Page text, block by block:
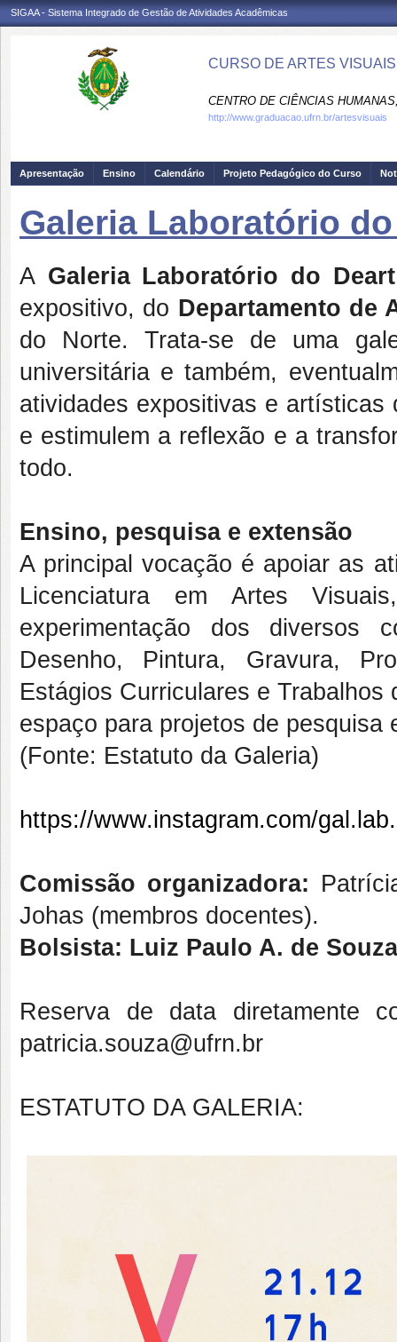
SIGAA - Sistema Integrado de Gestão de Atividades Acadêmicas
CURSO DE ARTES
CENTRO DE CIÊNCIAS
http://www.graduacao.ufrn.br/artesvisuais
Apresentação Ensino Calendário Projeto Pedagógico do Curso
Galeria Laboratório
A Galeria Laboratório do Deart
expositivo, do Departamento de
do Norte. Trata-se de uma
universitária e também,
atividades expositivas e artísticas
e estimulem a reflexão e a
todo.
Ensino, pesquisa e extensão
A principal vocação é apoiar as
Licenciatura em Artes
experimentação dos diversos
Desenho, Pintura, Gravura,
Estágios Curriculares e
espaço para projetos de
(Fonte: Estatuto da Galeria)
https://www.instagram.com/
Comissão organizadora:
Johas (membros docentes).
Bolsista: Luiz Paulo A. de
Reserva de data diretamente
patricia.souza@ufrn.br
ESTATUTO DA GALERIA: